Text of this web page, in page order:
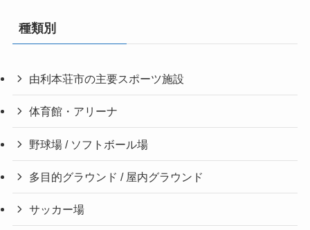
種類別
由利本荘市の主要スポーツ施設
体育館・アリーナ
野球場 / ソフトボール場
多目的グラウンド / 屋内グラウンド
サッカー場